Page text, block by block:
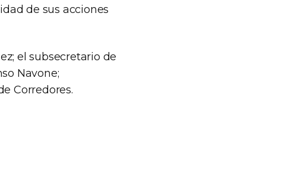
de sus acciones
el subsecretario de
Navone;
Corredores.